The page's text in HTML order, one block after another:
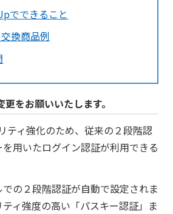
でできること
換商品例
をお願いいたします。
ティ強化のため、従来の２段階認
用いたログイン認証が利用できる
の２段階認証が自動で設定されま
ィ強度の高い「パスキー認証」ま